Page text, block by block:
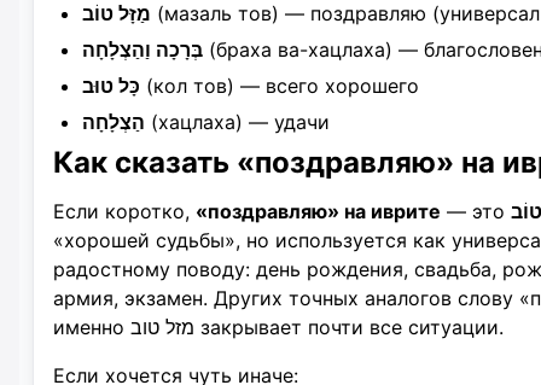
מַזָּל טוֹב (мазаль тов) — поздравляю
בְּרָכָה וַהַצְלָחָה (браха ва-хацлаха) —
כָּל טוּב (кол тов) — всего хорошего
הַצְלָחָה (хацлаха) — удачи
Как сказать «поздравляю» на
Если коротко, «поздравляю» на иврите — это
«хорошей судьбы», но используется как
радостному поводу: день рождения, свадьба,
армия, экзамен. Других точных аналогов слову
именно מזל טוב закрывает почти все ситуации.
Если хочется чуть иначе: